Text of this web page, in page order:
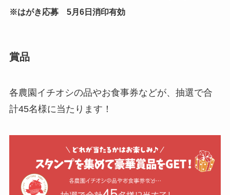
※はがき応募 5月6日消印有効
賞品
各農園イチオシの品やお食事券などが、抽選で合
計45名様に当たります！